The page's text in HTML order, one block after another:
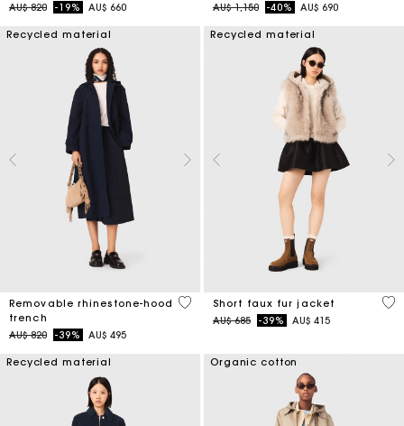
Price reduced from
AU$ 820to-19% AU$ 660
Price reduced from
AU$ 1,150to-40% AU$ 690
Recycled material
Removable rhinestone-hood
trench
Price reduced from
AU$ 820to-39% AU$ 495
5 out of 5 Customer Rating
Recycled material
Short faux fur jacket
Price reduced from
AU$ 685to-39% AU$ 415
4,5
Recycled material Organic cotton